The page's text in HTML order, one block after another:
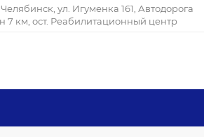
Челябинск, ул. Игуменка 161, Автодорога
7 км, ост. Реабилитационный центр